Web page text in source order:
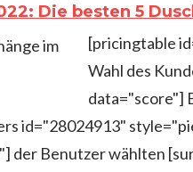
Die besten 5
[pricingtable
Wahl des
data="score"]
id="28024913"
der Benutzer wählten